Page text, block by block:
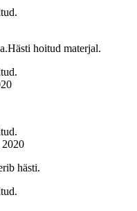
hoitud materjal.
2020
hästi.